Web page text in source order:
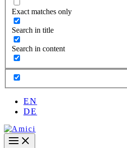
Exact matches only
Search in title
Search in content
EN
DE